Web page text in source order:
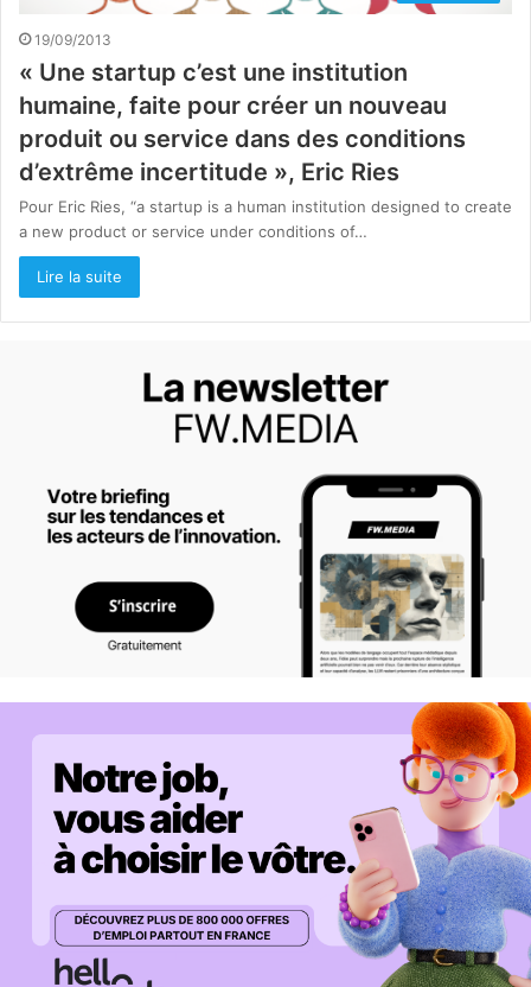
19/09/2013
« Une startup c’est une institution
humaine, faite pour créer un nouveau
produit ou service dans des conditions
d’extrême incertitude », Eric Ries
Pour Eric Ries, “a startup is a human institution designed to create
a new product or service under conditions of…
Lire la suite